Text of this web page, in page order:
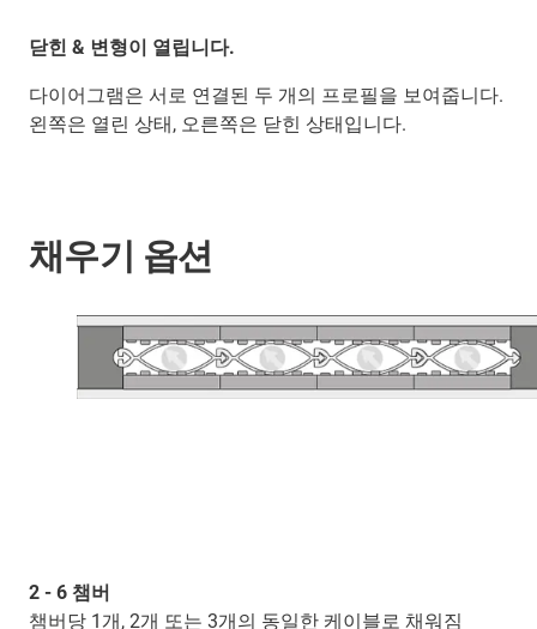
닫힌 & 변형이 열립니다.
다이어그램은 서로 연결된 두 개의 프로필을 보여줍니다.
왼쪽은 열린 상태, 오른쪽은 닫힌 상태입니다.
채우기 옵션
2 - 6 챔버
챔버당 1개, 2개 또는 3개의 동일한 케이블로 채워짐